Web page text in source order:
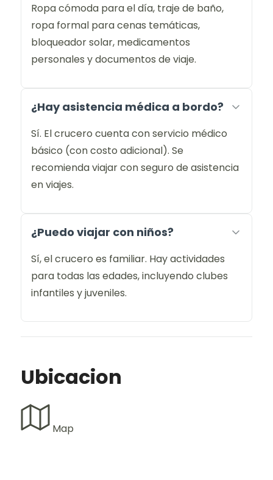
Ropa cómoda para el día, traje de baño,
ropa formal para cenas temáticas,
bloqueador solar, medicamentos
personales y documentos de viaje.
¿Hay asistencia médica a bordo?
Sí. El crucero cuenta con servicio médico
básico (con costo adicional). Se
recomienda viajar con seguro de asistencia
en viajes.
¿Puedo viajar con niños?
Sí, el crucero es familiar. Hay actividades
para todas las edades, incluyendo clubes
infantiles y juveniles.
Ubicacion
Map